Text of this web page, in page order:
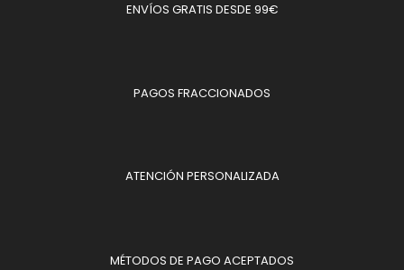
ENVÍOS GRATIS DESDE 99€
PAGOS FRACCIONADOS
ATENCIÓN PERSONALIZADA
MÉTODOS DE PAGO ACEPTADOS